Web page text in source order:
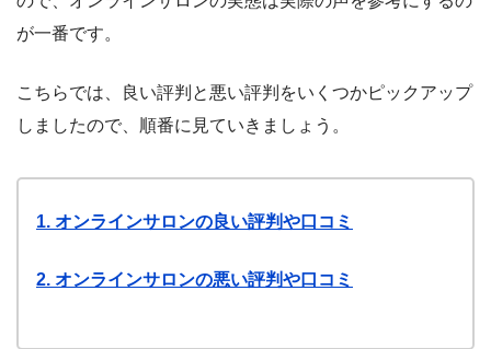
が一番です。
こちらでは、良い評判と悪い評判をいくつかピックアップ
しましたので、順番に見ていきましょう。
1. オンラインサロンの良い評判や口コミ
2. オンラインサロンの悪い評判や口コミ